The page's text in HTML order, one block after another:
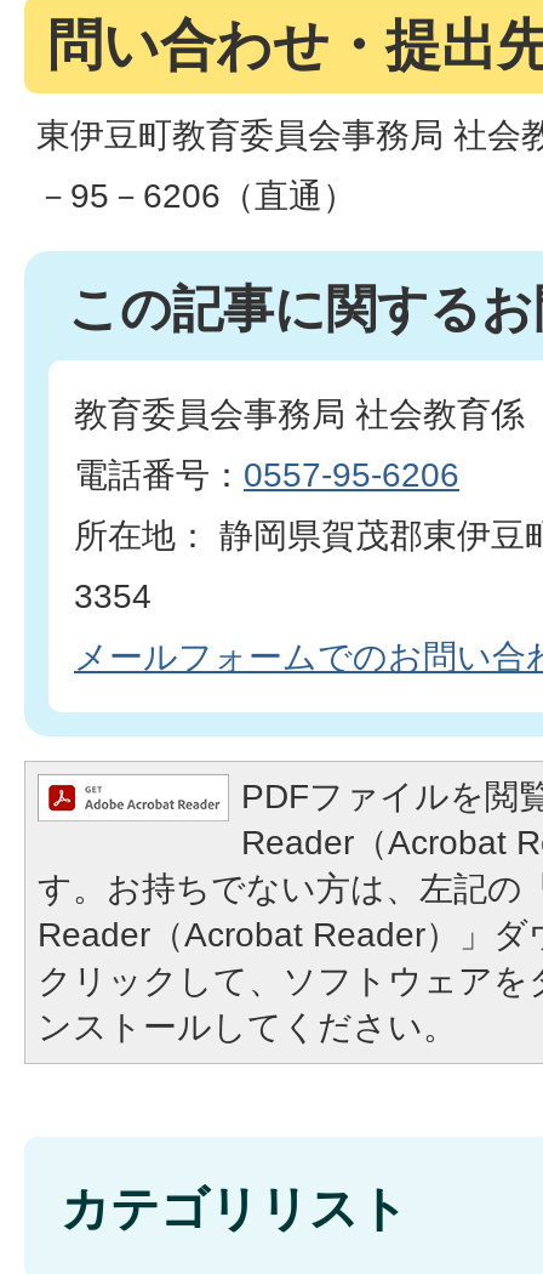
問い合わせ・提出
東伊豆町教育委員会事務局 社会
－95－6206（直通）
この記事に関する
教育委員会事務局 社会教育係
電話番号： 0557-95-6206
所在地： 静岡県賀茂郡東伊豆
3354
メールフォームでのお問い合
PDFファイルを閲
Reader（Acrobat
す。お持ちでない方は、左記の
Reader（Acrobat Reader）」
クリックして、ソフトウェア
ンストールしてください。
カテゴリリスト